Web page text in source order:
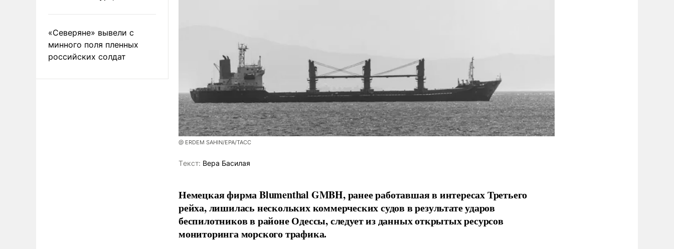
«Северяне» вывели с
минного поля пленных
российских солдат
@ ERDEM SAHIN/EPA/ТАСС
Tекст: Вера Басилая
Немецкая фирма Blumenthal GMBH, ранее работавшая в интересах Третьего
рейха, лишилась нескольких коммерческих судов в результате ударов
беспилотников в районе Одессы, следует из данных открытых ресурсов
мониторинга морского трафика.